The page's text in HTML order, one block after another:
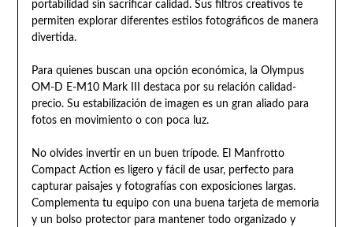
portabilidad sin sacrificar calidad. Sus filtros creativos te
permiten explorar diferentes estilos fotográficos de manera
divertida.
Para quienes buscan una opción económica, la Olympus
OM-D E-M10 Mark III destaca por su relación calidad-
precio. Su estabilización de imagen es un gran aliado para
fotos en movimiento o con poca luz.
No olvides invertir en un buen trípode. El Manfrotto
Compact Action es ligero y fácil de usar, perfecto para
capturar paisajes y fotografías con exposiciones largas.
Complementa tu equipo con una buena tarjeta de memoria
y un bolso protector para mantener todo organizado y